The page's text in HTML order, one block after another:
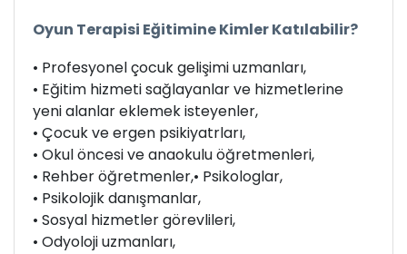
Oyun Terapisi Eğitimine Kimler Katılabilir?
• Profesyonel çocuk gelişimi uzmanları,
• Eğitim hizmeti sağlayanlar ve hizmetlerine
yeni alanlar eklemek isteyenler,
• Çocuk ve ergen psikiyatrları,
• Okul öncesi ve anaokulu öğretmenleri,
• Rehber öğretmenler,• Psikologlar,
• Psikolojik danışmanlar,
• Sosyal hizmetler görevlileri,
• Odyoloji uzmanları,